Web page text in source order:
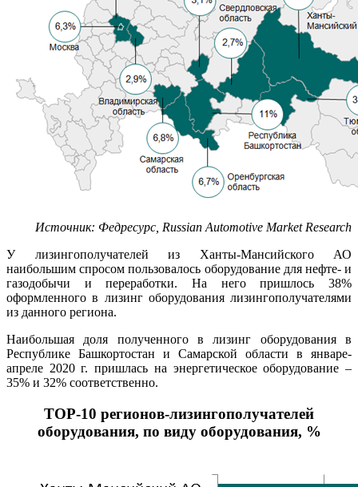
Источник: Федресурс , Russian Automotive Market Research
У лизингополучателей из Ханты-Мансийского АО
наибольшим спросом пользовалось оборудование для нефте- и
газодобычи и переработки. На него пришлось 38%
оформленного в лизинг оборудования лизингополучателями
из данного региона.
Наибольшая доля полученного в лизинг оборудования в
Республике Башкортостан и Самарской области в январе-
апреле 2020 г. пришлась на энергетическое оборудование –
35% и 32% соответственно.
ТОР-10 регионов-лизингополучателей
оборудования, по виду оборудования, %